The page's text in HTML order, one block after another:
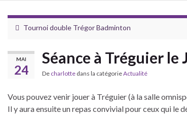
Tournoi double Trégor Badminton
MAI
24
Séance à Tréguier le
De charlotte dans la catégorieActualité
Vous pouvez venir jouer à Tréguier (à la salle
Il y aura ensuite un repas convivial pour ceux qui le